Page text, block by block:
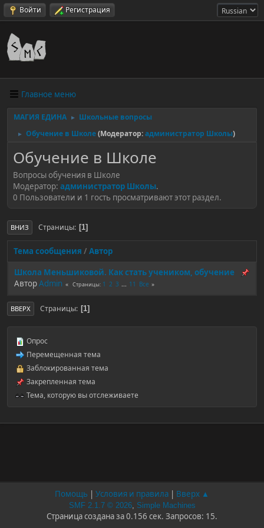
Войти Регистрация
Главное меню
МАГИЯ ЕДИНА ► Школьные вопросы
► Обучение в Школе(Модератор:администратор Школы)
Обучение в Школе
Вопросы обучения в Школе
Модератор: администратор Школы.
0 Пользователи и 1 гость просматривают этот раздел.
ВНИЗ Страницы 1
Тема сообщения / Автор
Школа Меньшиковой. Как стать учеником, обучение
АвторAdmin Страницы 1 2 3 ... 11 Все
ВВЕРХ Страницы 1
Опрос
Перемещенная тема
Заблокированная тема
Закрепленная тема
Тема, которую вы отслеживаете
Помощь | Условия и правила | Вверх ▲
SMF 2.1.7 © 2026, Simple Machines
Страница создана за 0.156 сек. Запросов: 15.